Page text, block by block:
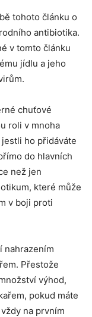
tohoto článku o
antibiotika.
v tomto článku
jídlu a jeho⁢
⁢chuťové
roli⁤ v mnoha
ho přidáváte
⁣do hlavních
než​ jen
které může⁢
‌v boji‍ proti
⁢nahrazením
Přestože⁢
výhod,
⁢pokud máte
na prvním